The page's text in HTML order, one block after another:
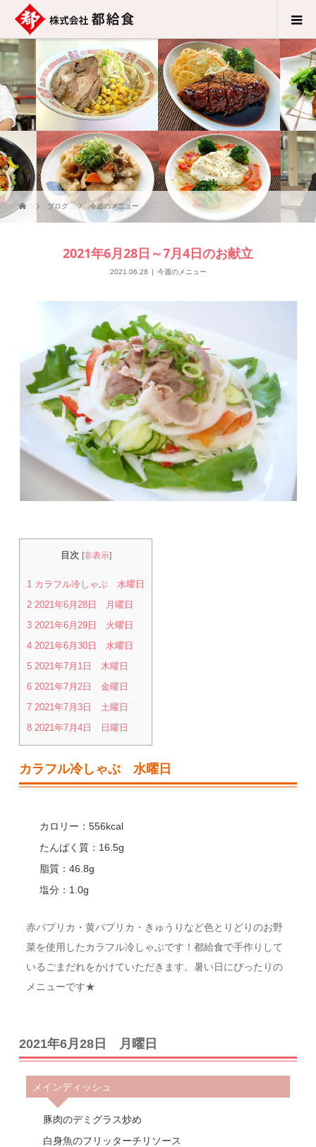
ブログ 今週のメニュー
2021年6月28日～7月4日のお献立
2021.06.28 今週のメニュー
目次 [非表示]
1 カラフル冷しゃぶ 水曜日
2 2021年6月28日 月曜日
3 2021年6月29日 火曜日
4 2021年6月30日 水曜日
5 2021年7月1日 木曜日
6 2021年7月2日 金曜日
7 2021年7月3日 土曜日
8 2021年7月4日 日曜日
カラフル冷しゃぶ 水曜日
カロリー：556kcal
たんぱく質：16.5g
脂質：46.8g
塩分：1.0g
赤パプリカ・黄パプリカ・きゅうりなど色とりどりのお野
菜を使用したカラフル冷しゃぶです！都給食で手作りして
いるごまだれをかけていただきます。暑い日にぴったりの
メニューです★
2021年6月28日 月曜日
メインディッシュ
豚肉のデミグラス炒め
白身魚のフリッターチリソース